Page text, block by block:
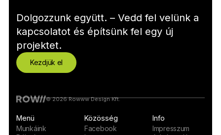
Dolgozzunk együtt. – Vedd fel velünk a
kapcsolatot és építsünk fel egy új
projektet.
Kezdjük el
© 2026 Rowww Design Kft.
Menü
Munkáink
Közösség
Facebook
Info
Impresszum